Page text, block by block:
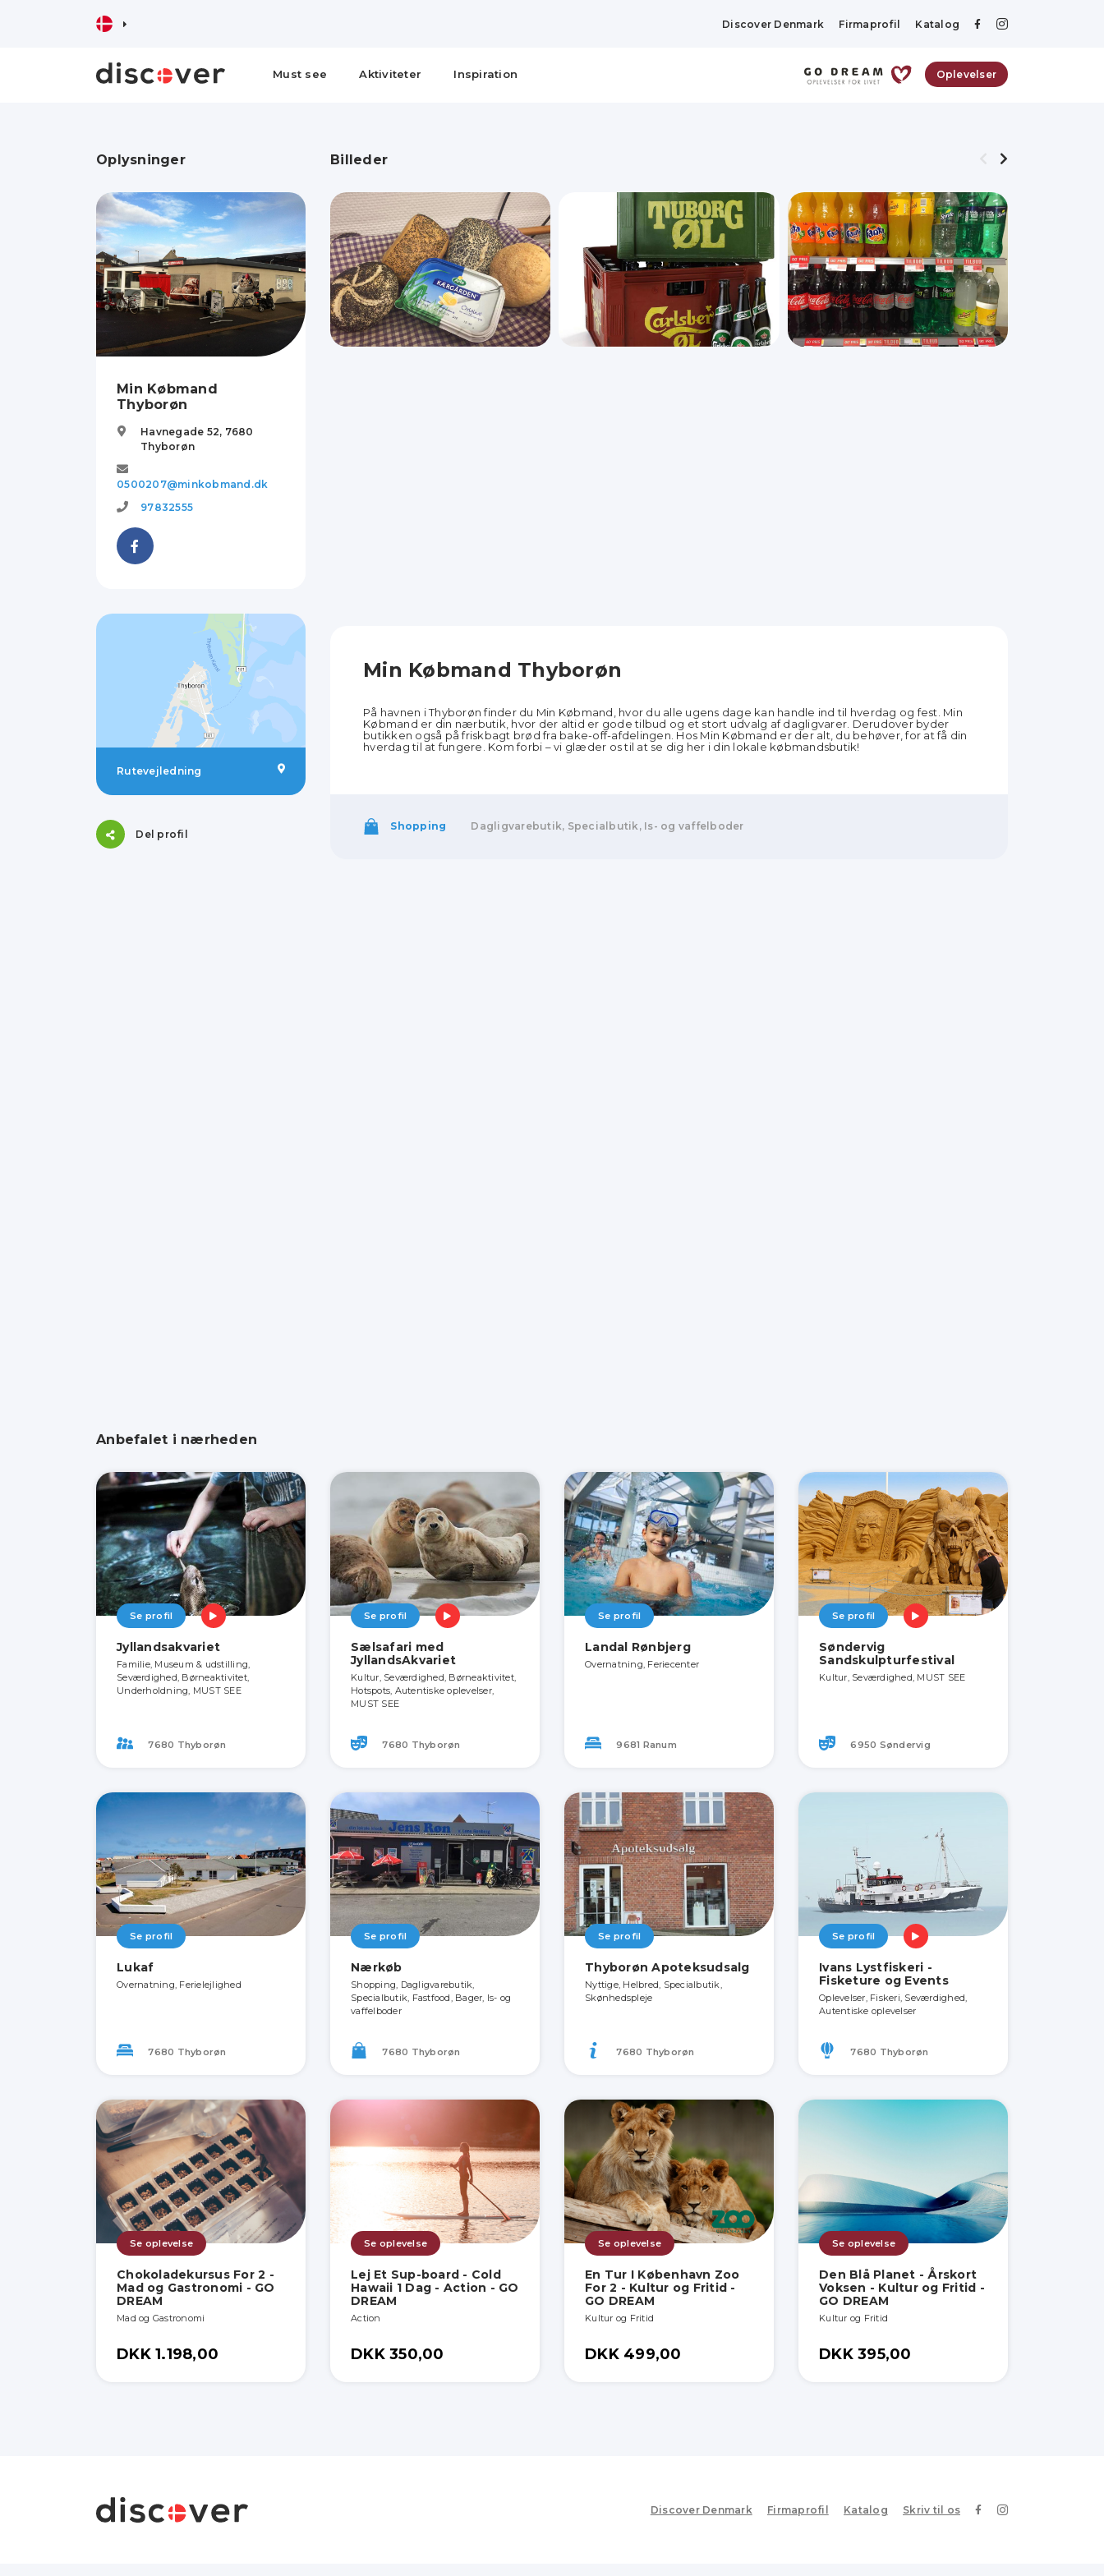
Discover Denmark Firmaprofil Katalog
Must see Aktiviteter Inspiration Oplevelser
Oplysninger
Min Købmand
Thyborøn
Havnegade 52, 7680
Thyborøn
0500207@minkobmand.dk
97832555
Rutevejledning
Del profil
Billeder
Min Købmand Thyborøn
På havnen i Thyborøn finder du Min Købmand, hvor du alle ugens dage kan handle ind til hverdag og fest. Min
Købmand er din nærbutik, hvor der altid er gode tilbud og et stort udvalg af dagligvarer. Derudover byder
butikken også på friskbagt brød fra bake-off-afdelingen. Hos Min Købmand er der alt, du behøver, for at få din
hverdag til at fungere. Kom forbi – vi glæder os til at se dig her i din lokale købmandsbutik!
Shopping Dagligvarebutik, Specialbutik, Is- og vaffelboder
Anbefalet i nærheden
Se profil
Jyllandsakvariet
Familie, Museum & udstilling,
Seværdighed, Børneaktivitet,
Underholdning, MUST SEE
7680 Thyborøn
Se profil
Sælsafari med
JyllandsAkvariet
Kultur, Seværdighed, Børneaktivitet,
Hotspots, Autentiske oplevelser,
MUST SEE
7680 Thyborøn
Se profil
Landal Rønbjerg
Overnatning, Feriecenter
9681 Ranum
Se profil
Søndervig
Sandskulpturfestival
Kultur, Seværdighed, MUST SEE
6950 Søndervig
Se profil
Lukaf
Overnatning, Ferielejlighed
7680 Thyborøn
Se profil
Nærkøb
Shopping, Dagligvarebutik,
Specialbutik, Fastfood, Bager, Is- og
vaffelboder
7680 Thyborøn
Se profil
Thyborøn Apoteksudsalg
Nyttige, Helbred, Specialbutik,
Skønhedspleje
7680 Thyborøn
Se profil
Ivans Lystfiskeri -
Fisketure og Events
Oplevelser, Fiskeri, Seværdighed,
Autentiske oplevelser
7680 Thyborøn
Se oplevelse
Chokoladekursus For 2 -
Mad og Gastronomi - GO
DREAM
Mad og Gastronomi
DKK 1.198,00
Se oplevelse
Lej Et Sup-board - Cold
Hawaii 1 Dag - Action - GO
DREAM
Action
DKK 350,00
Se oplevelse
En Tur I København Zoo
For 2 - Kultur og Fritid -
GO DREAM
Kultur og Fritid
DKK 499,00
Se oplevelse
Den Blå Planet - Årskort
Voksen - Kultur og Fritid -
GO DREAM
Kultur og Fritid
DKK 395,00
Discover Denmark Firmaprofil Katalog Skriv til os